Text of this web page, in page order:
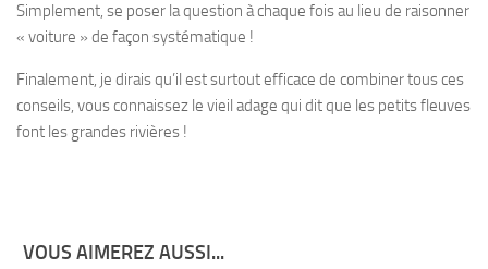
Simplement, se poser la question à chaque fois au lieu de raisonner
« voiture » de façon systématique !
Finalement, je dirais qu’il est surtout efficace de combiner tous ces
conseils, vous connaissez le vieil adage qui dit que les petits fleuves
font les grandes rivières !
VOUS AIMEREZ AUSSI...